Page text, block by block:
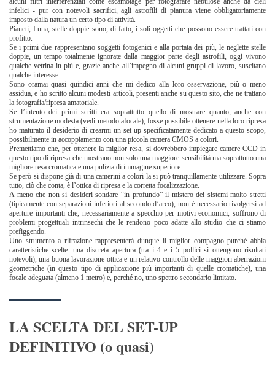
infelici - pur con notevoli sacrifici, agli astrofili di pianura viene obbligatoriamente
imposto dalla natura un certo tipo di attività.
Pianeti, Luna, stelle doppie sono, di fatto, i soli oggetti che possono essere trattati con
profitto.
Se i primi due rappresentano soggetti fotogenici e alla portata dei più, le neglette stelle
doppie, un tempo totalmente ignorate dalla maggior parte degli astrofili, oggi vivono
qualche vetrina in più e, grazie anche all’impegno di alcuni gruppi di lavoro, suscitano
qualche interesse.
Sono oramai quasi quindici anni che mi dedico alla loro osservazione, più o meno
assidua, e ho scritto alcuni modesti articoli, presenti anche su questo sito, che ne trattano
la fotografia/ripresa amatoriale.
Se l’intento dei primi scritti era soprattutto quello di mostrare quanto, anche con
strumentazione modesta (vedi metodo afocale), fosse possibile ottenere nella loro ripresa
ho maturato il desiderio di crearmi un set-up specificatamente dedicato a questo scopo,
possibilmente in accoppiamento con una piccola camera CMOS a colori.
Premettiamo che, per ottenere la miglior resa, si dovrebbero impiegare camere CCD in
questo tipo di ripresa che mostrano non solo una maggiore sensibilità ma soprattutto una
migliore resa cromatica e una pulizia di immagine superiore.
Se però si dispone già di una camerini a colori la si può tranquillamente utilizzare. Sopra
tutto, ciò che conta, è l’ottica di ripresa e la corretta focalizzazione.
A meno che non si desideri sondare “in profundo” il mistero dei sistemi molto stretti
(tipicamente con separazioni inferiori al secondo d’arco), non è necessario rivolgersi ad
aperture importanti che, necessariamente a specchio per motivi economici, soffrono di
problemi progettuali intrinsechi che le rendono poco adatte allo studio che ci stiamo
prefiggendo.
Uno strumento a rifrazione rappresenterà dunque il miglior compagno purché abbia
caratteristiche scelte: una discreta apertura (tra i 4 e i 5 pollici si ottengono risultati
notevoli), una buona lavorazione ottica e un relativo controllo delle maggiori aberrazioni
geometriche (in questo tipo di applicazione più importanti di quelle cromatiche), una
focale adeguata (almeno 1 metro) e, perché no, uno spettro secondario limitato.
LA SCELTA DEL SET-UP
DEFINITIVO (o quasi)